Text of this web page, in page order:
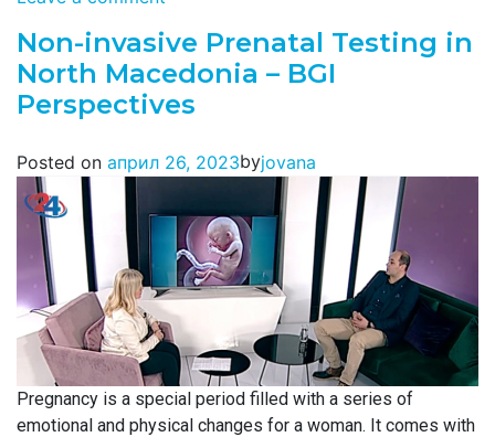
Non-invasive Prenatal Testing in
North Macedonia – BGI
Perspectives
Posted on април 26, 2023byjovana
Pregnancy is a special period filled with a series of
emotional and physical changes for a woman. It comes with